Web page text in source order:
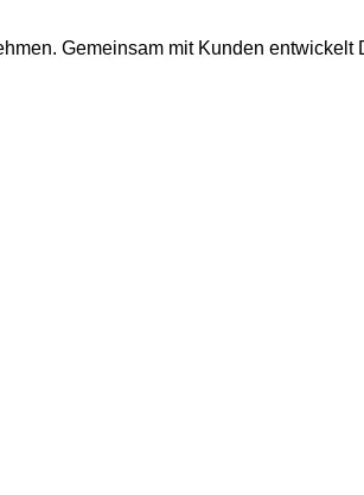
Gemeinsam mit Kunden entwickelt